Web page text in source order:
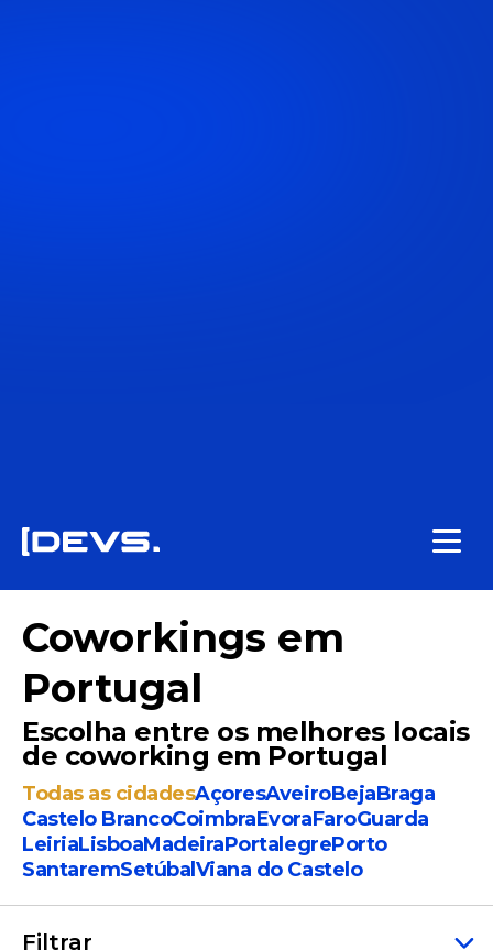
Coworkings em
Portugal
Escolha entre os melhores locais
de coworking em Portugal
Todas as cidadesAçoresAveiroBejaBraga
Castelo BrancoCoimbraEvoraFaroGuarda
LeiriaLisboaMadeiraPortalegrePorto
SantaremSetúbal Viana do Castelo
Filtrar